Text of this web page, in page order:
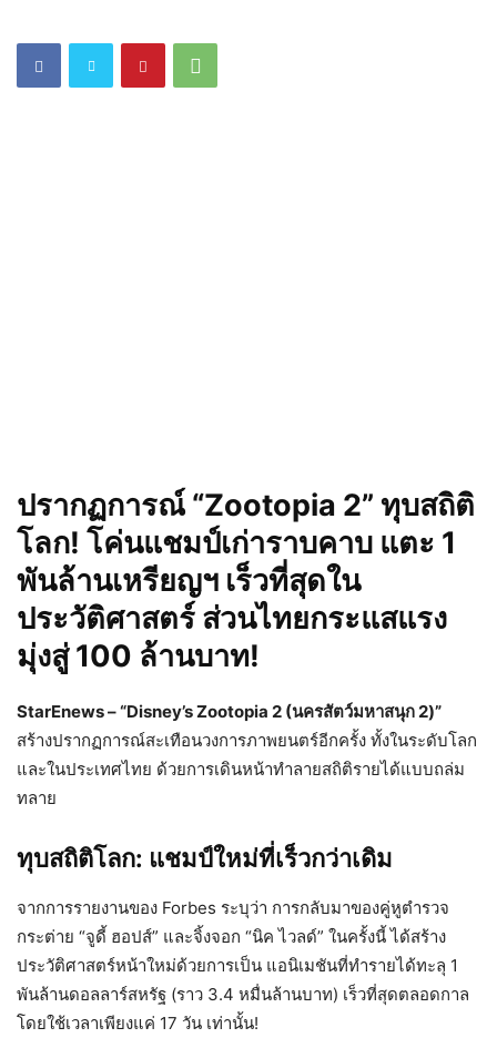
ปรากฏการณ์ “Zootopia 2” ทุบสถิติ
โลก! โค่นแชมป์เก่าราบคาบ แตะ 1
พันล้านเหรียญฯ เร็วที่สุดใน
ประวัติศาสตร์ ส่วนไทยกระแสแรง
มุ่งสู่ 100 ล้านบาท!
StarEnews – “Disney’s Zootopia 2 (นครสัตว์มหาสนุก 2)”
สร้างปรากฏการณ์สะเทือนวงการภาพยนตร์อีกครั้ง ทั้งในระดับโลก
และในประเทศไทย ด้วยการเดินหน้าทำลายสถิติรายได้แบบถล่ม
ทลาย
ทุบสถิติโลก: แชมป์ใหม่ที่เร็วกว่าเดิม
จากการรายงานของ Forbes ระบุว่า การกลับมาของคู่หูตำรวจ
กระต่าย “จูดี้ ฮอปส์” และจิ้งจอก “นิค ไวลด์” ในครั้งนี้ ได้สร้าง
ประวัติศาสตร์หน้าใหม่ด้วยการเป็น แอนิเมชันที่ทำรายได้ทะลุ 1
พันล้านดอลลาร์สหรัฐ (ราว 3.4 หมื่นล้านบาท) เร็วที่สุดตลอดกาล
โดยใช้เวลาเพียงแค่ 17 วัน เท่านั้น!